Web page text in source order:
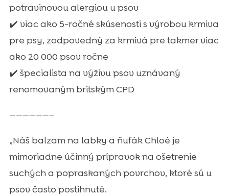
potravinovou alergiou u psov
✔️ viac ako 5-ročné skúsenosti s výrobou krmiva
pre psy, zodpovedný za krmivá pre takmer viac
ako 20 000 psov ročne
✔️ špecialista na výživu psov uznávaný
renomovaným britským CPD
——————–
„Náš balzam na labky a ňufák Chloé je
mimoriadne účinný prípravok na ošetrenie
suchých a popraskaných povrchov, ktoré sú u
psov často postihnuté.